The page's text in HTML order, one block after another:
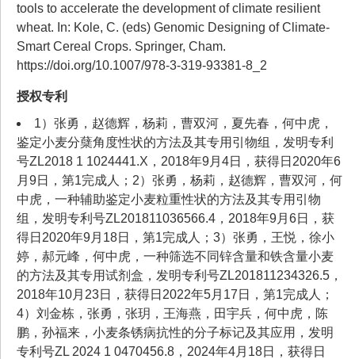
tools to accelerate the development of climate resilient
wheat. In: Kole, C. (eds) Genomic Designing of Climate-
Smart Cereal Crops. Springer, Cham.
https://doi.org/10.1007/978-3-319-93381-8_2
授权专利
1）张勇，赵德辉，杨莉，曹双河，夏先春，何中虎，
鉴定小麦分蘖角度性状的方法及其专用引物组，发明专利
号ZL2018 1 1024441.X，2018年9月4日，获得日2020年6
月9日，第1完成人；2）张勇，杨莉，赵德辉，曹双河，何
中虎，一种辅助鉴定小麦粒重性状的方法及其专用引物
组，发明专利号ZL201811036566.4，2018年9月6日，获
得日2020年9月18日，第1完成人；3）张勇，王悦，徐小
婷，郝元峰，何中虎，一种筛选不同锌含量和铁含量小麦
的方法及其专用试剂盒，发明专利号ZL201811234326.5，
2018年10月23日，获得日2022年5月17日，第1完成人；
4）刘金栋，张勇，张玥，王海燕，田宇兵，何中虎，陈
鹏，孙福来，小麦条锈病抗性的分子标记及其应用，发明
专利号ZL 2024 1 0470456.8，2024年4月18日，获得日